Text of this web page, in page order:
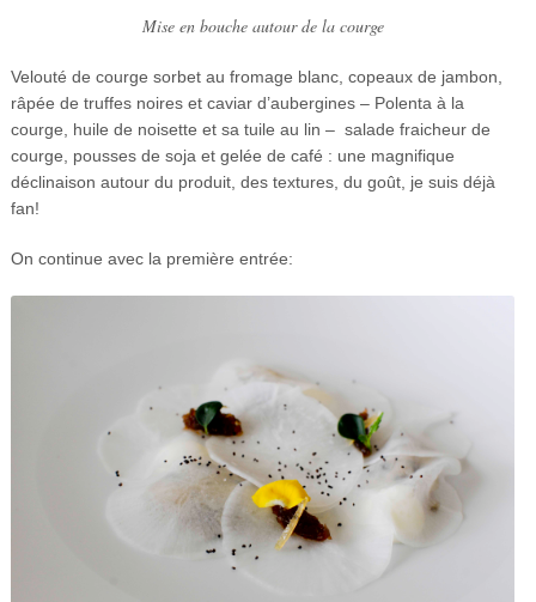
Mise en bouche autour de la courge
Velouté de courge sorbet au fromage blanc, copeaux de jambon,
râpée de truffes noires et caviar d’aubergines – Polenta à la
courge, huile de noisette et sa tuile au lin – salade fraicheur de
courge, pousses de soja et gelée de café : une magnifique
déclinaison autour du produit, des textures, du goût, je suis déjà
fan!
On continue avec la première entrée: